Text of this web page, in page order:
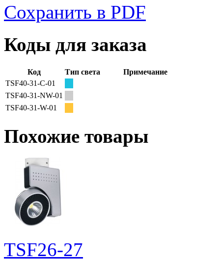
Сохранить в PDF
Коды для заказа
Код Тип света
Примечание
TSF40-31-C-01
TSF40-31-NW-01
TSF40-31-W-01
Похожие товары
TSF26-27